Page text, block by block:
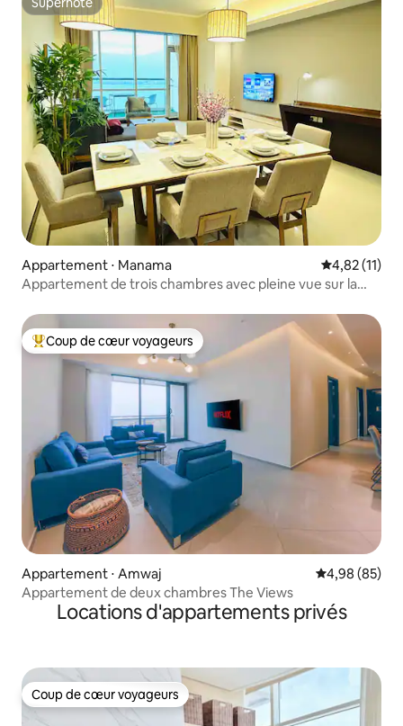
Superhôte
Appartement ⋅ Manama Évaluation
4,82 (11)
Appartement de trois chambres avec pleine vue sur la
Coups de cœur voyageurs les plus appréciés
Coup de cœur voyageurs
Appartement ⋅ Amwaj Évaluation
4,98 (85)
Appartement de deux chambres The Views
Locations d'appartements privés
Coup de cœur voyageurs
Coup de cœur voyageurs